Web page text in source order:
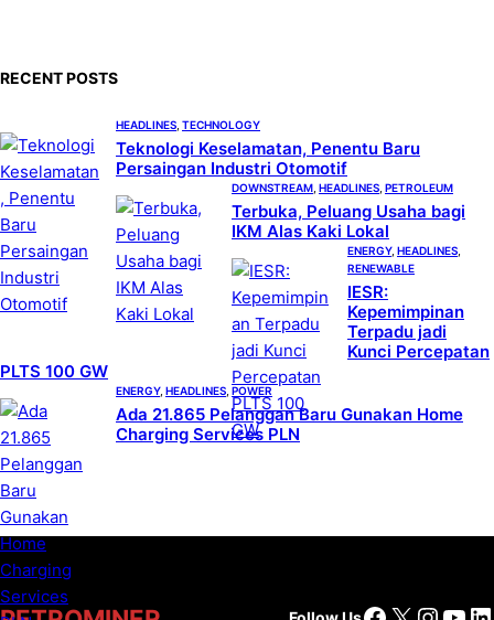
RECENT POSTS
HEADLINES TECHNOLOGY
Teknologi Keselamatan, Penentu Baru
Persaingan Industri Otomotif
DOWNSTREAM HEADLINES PETROLEUM
Terbuka, Peluang Usaha bagi
IKM Alas Kaki Lokal
ENERGY, HEADLINES
RENEWABLE
IESR:
Kepemimpinan
Terpadu jadi
Kunci Percepatan
PLTS 100 GW
ENERGY, HEADLINES POWER
Ada 21.865 Pelanggan Baru Gunakan Home
Charging Services PLN